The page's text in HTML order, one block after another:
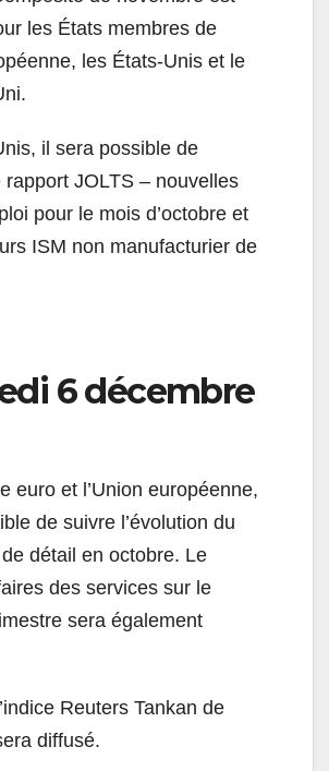
les États membres de
les États-Unis et le
il sera possible de
rapport JOLTS – nouvelles
pour le mois d’octobre et
ISM non manufacturier de
6 décembre
euro et l’Union européenne,
de suivre l’évolution du
détail en octobre. Le
des services sur le
sera également
Reuters Tankan de
diffusé.